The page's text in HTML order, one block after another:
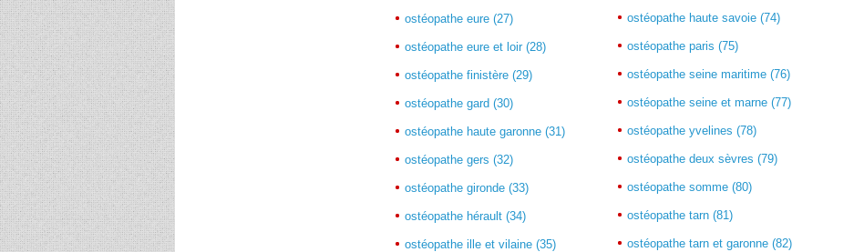
ostéopathe eure (27)
ostéopathe eure et loir (28)
ostéopathe finistère (29)
ostéopathe gard (30)
ostéopathe haute garonne (31)
ostéopathe gers (32)
ostéopathe gironde (33)
ostéopathe hérault (34)
ostéopathe ille et vilaine (35)
ostéopathe haute savoie (74)
ostéopathe paris (75)
ostéopathe seine maritime (76)
ostéopathe seine et marne (77)
ostéopathe yvelines (78)
ostéopathe deux sèvres (79)
ostéopathe somme (80)
ostéopathe tarn (81)
ostéopathe tarn et garonne (82)